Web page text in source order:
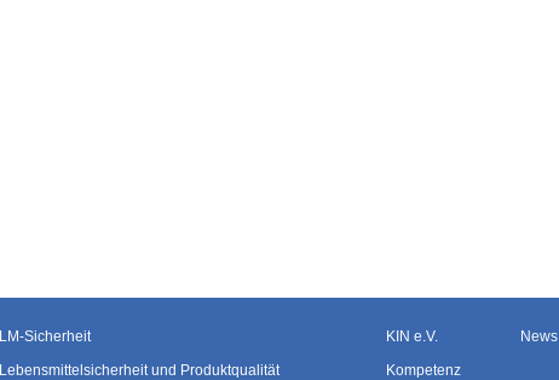
LM-Sicherheit
Lebensmittelsicherheit und Produktqualität
KIN e.V.
Kompetenz
News